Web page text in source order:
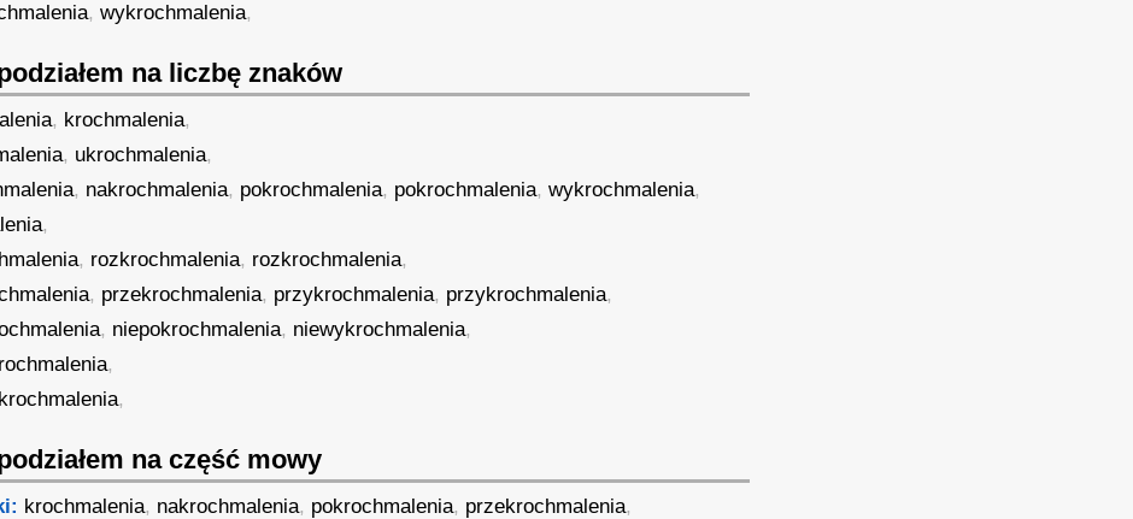
,wykrochmalenia,
na liczbę znaków
, krochmalenia,
, ukrochmalenia,
, nakrochmalenia, pokrochmalenia, pokrochmalenia,wykrochmalenia,
,
, rozkrochmalenia, rozkrochmalenia,
, przekrochmalenia, przykrochmalenia, przykrochmalenia,
, niepokrochmalenia, niewykrochmalenia,
,
,
na część mowy
krochmalenia, nakrochmalenia, pokrochmalenia, przekrochmalenia,